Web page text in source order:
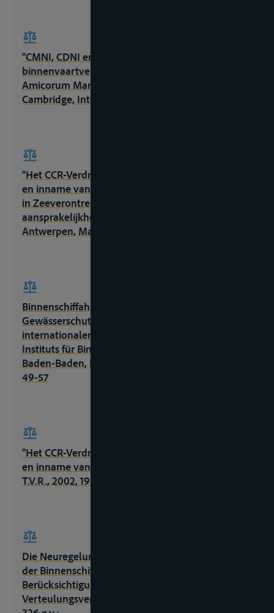
“CMNI, CDNI en het vernieuwde Belgische
binnenvaartvervoerrecht” in Free on board. Liber
Amicorum Marc A Huybrechts, Antwerpen-
Cambridge, Intersentia, 2011, 141-165;
“Het CCR-Verdrag inzake de verzameling, afgifte
en inname van afval in de Rijn- en binnenvaart”,
in Zeeverontreiniging. Preventie, bestrijding en
aansprakelijkheid, Antwerpse Zeerechtdagen,
Antwerpen, Maklu, 2004, 251-267;
Binnenschiffahrt, Umweltrecht und
Gewässerschutz im nationalen und
internationalen Kontext, Schriftenreihe des
Instituts für Binnenschiffahrtsrecht, Band I,
Baden-Baden, Nomos Verlagsgesellschaft, 1999,
49-57
”Het CCR-Verdrag inzake de verzameling, afgifte
en inname van afval in de Rijn- en binnenvaart”,
T.V.R., 2002, 193-199
Die Neuregelung der Haftungsbeschränkung in
der Binnenschiffahrt – unter besonderer
Berücksichtigung des gerichtlichen
Verteulungsverfahrens, thesis, Duisburg, 1984,